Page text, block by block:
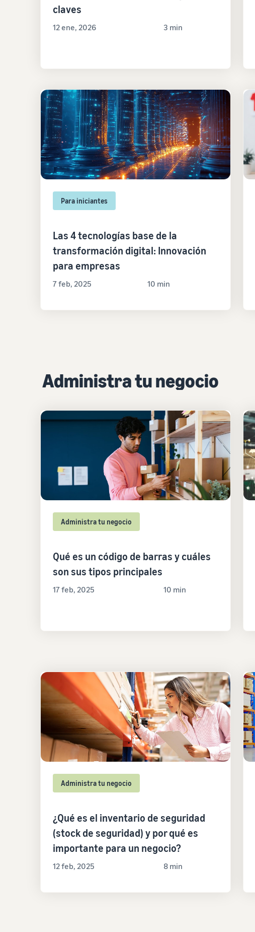
claves
12 ene, 2026 3 min
Para iniciantes
Las 4 tecnologías base de la
transformación digital: Innovación
para empresas
7 feb, 2025 10 min
Administra tu negocio
Administra tu negocio
Qué es un código de barras y cuáles
son sus tipos principales
17 feb, 2025 10 min
Administra tu negocio
¿Qué es el inventario de seguridad
(stock de seguridad) y por qué es
importante para un negocio?
12 feb, 2025 8 min